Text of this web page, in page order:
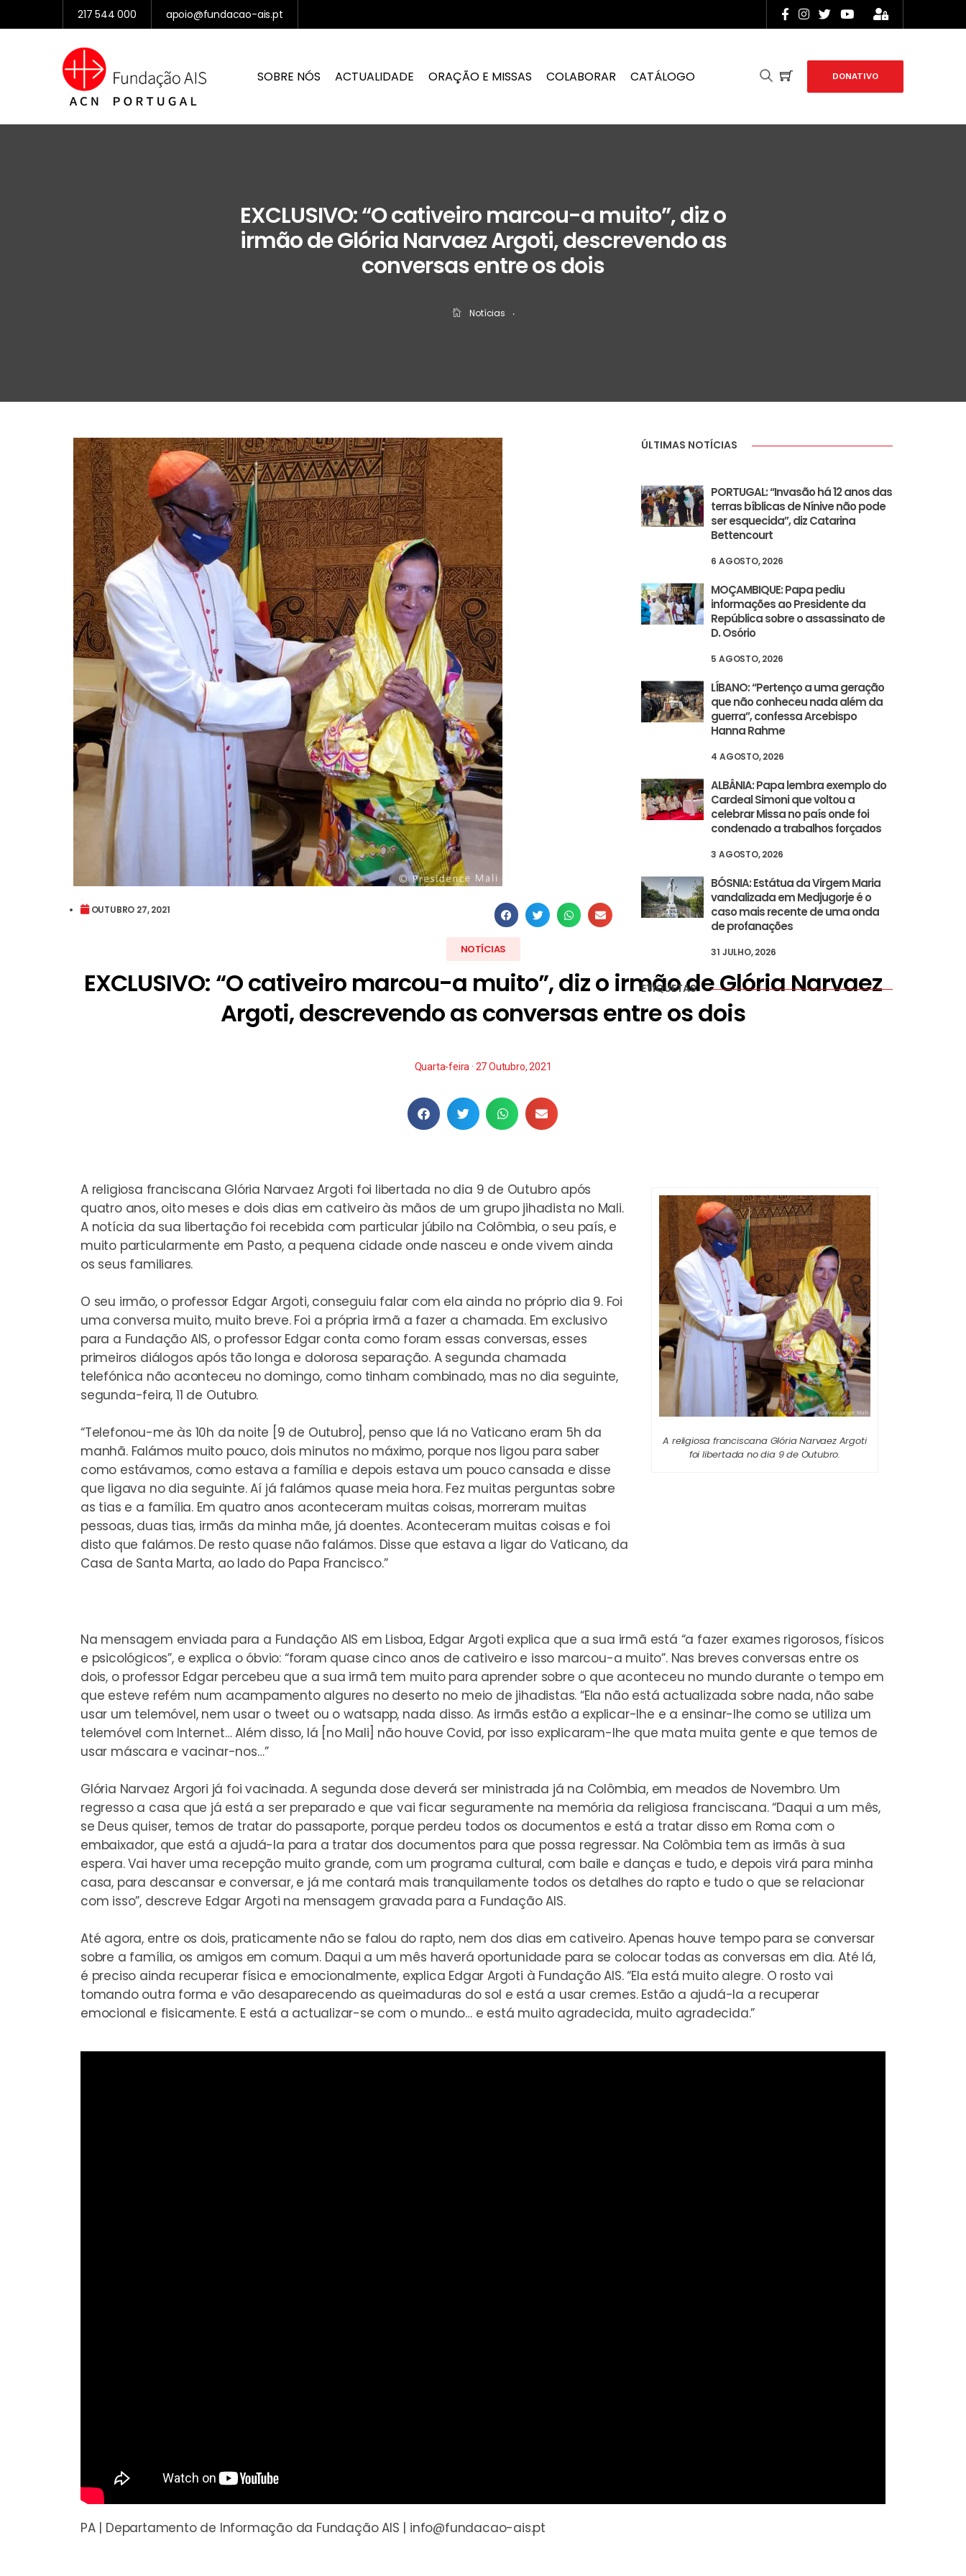
217 544 000 apoio@fundacao-ais.pt
SOBRE NÓS ACTUALIDADE ORAÇÃO E MISSAS COLABORAR CATÁLOGO DONATIVO
EXCLUSIVO: “O cativeiro marcou-a muito”, diz o
irmão de Glória Narvaez Argoti, descrevendo as
conversas entre os dois
Notícias ‧
OUTUBRO 27, 2021
NOTÍCIAS
EXCLUSIVO: “O cativeiro marcou-a muito”, diz o irmão de Glória Narvaez
Argoti, descrevendo as conversas entre os dois
Quarta-feira · 27 Outubro, 2021
A religiosa franciscana Glória Narvaez Argoti foi libertada no dia 9 de Outubro após
quatro anos, oito meses e dois dias em cativeiro às mãos de um grupo jihadista no Mali.
A notícia da sua libertação foi recebida com particular júbilo na Colômbia, o seu país, e
muito particularmente em Pasto, a pequena cidade onde nasceu e onde vivem ainda
os seus familiares.
O seu irmão, o professor Edgar Argoti, conseguiu falar com ela ainda no próprio dia 9. Foi
uma conversa muito, muito breve. Foi a própria irmã a fazer a chamada. Em exclusivo
para a Fundação AIS, o professor Edgar conta como foram essas conversas, esses
primeiros diálogos após tão longa e dolorosa separação. A segunda chamada
telefónica não aconteceu no domingo, como tinham combinado, mas no dia seguinte,
segunda-feira, 11 de Outubro.
“Telefonou-me às 10h da noite [9 de Outubro], penso que lá no Vaticano eram 5h da
manhã. Falámos muito pouco, dois minutos no máximo, porque nos ligou para saber
como estávamos, como estava a família e depois estava um pouco cansada e disse
que ligava no dia seguinte. Aí já falámos quase meia hora. Fez muitas perguntas sobre
as tias e a família. Em quatro anos aconteceram muitas coisas, morreram muitas
pessoas, duas tias, irmãs da minha mãe, já doentes. Aconteceram muitas coisas e foi
disto que falámos. De resto quase não falámos. Disse que estava a ligar do Vaticano, da
Casa de Santa Marta, ao lado do Papa Francisco.”
A religiosa franciscana Glória Narvaez Argoti
foi libertada no dia 9 de Outubro.
Na mensagem enviada para a Fundação AIS em Lisboa, Edgar Argoti explica que a sua irmã está “a fazer exames rigorosos, físicos
e psicológicos”, e explica o óbvio: “foram quase cinco anos de cativeiro e isso marcou-a muito”. Nas breves conversas entre os
dois, o professor Edgar percebeu que a sua irmã tem muito para aprender sobre o que aconteceu no mundo durante o tempo em
que esteve refém num acampamento algures no deserto no meio de jihadistas. “Ela não está actualizada sobre nada, não sabe
usar um telemóvel, nem usar o tweet ou o watsapp, nada disso. As irmãs estão a explicar-lhe e a ensinar-lhe como se utiliza um
telemóvel com Internet… Além disso, lá [no Mali] não houve Covid, por isso explicaram-lhe que mata muita gente e que temos de
usar máscara e vacinar-nos…”
Glória Narvaez Argori já foi vacinada. A segunda dose deverá ser ministrada já na Colômbia, em meados de Novembro. Um
regresso a casa que já está a ser preparado e que vai ficar seguramente na memória da religiosa franciscana. “Daqui a um mês,
se Deus quiser, temos de tratar do passaporte, porque perdeu todos os documentos e está a tratar disso em Roma com o
embaixador, que está a ajudá-la para a tratar dos documentos para que possa regressar. Na Colômbia tem as irmãs à sua
espera. Vai haver uma recepção muito grande, com um programa cultural, com baile e danças e tudo, e depois virá para minha
casa, para descansar e conversar, e já me contará mais tranquilamente todos os detalhes do rapto e tudo o que se relacionar
com isso”, descreve Edgar Argoti na mensagem gravada para a Fundação AIS.
Até agora, entre os dois, praticamente não se falou do rapto, nem dos dias em cativeiro. Apenas houve tempo para se conversar
sobre a família, os amigos em comum. Daqui a um mês haverá oportunidade para se colocar todas as conversas em dia. Até lá,
é preciso ainda recuperar física e emocionalmente, explica Edgar Argoti à Fundação AIS. “Ela está muito alegre. O rosto vai
tomando outra forma e vão desaparecendo as queimaduras do sol e está a usar cremes. Estão a ajudá-la a recuperar
emocional e fisicamente. E está a actualizar-se com o mundo… e está muito agradecida, muito agradecida.”
PA | Departamento de Informação da Fundação AIS | info@fundacao-ais.pt
ÚLTIMAS NOTÍCIAS
PORTUGAL: “Invasão há 12 anos das
terras bíblicas de Nínive não pode
ser esquecida”, diz Catarina
Bettencourt
6 AGOSTO, 2026
MOÇAMBIQUE: Papa pediu
informações ao Presidente da
República sobre o assassinato de
D. Osório
5 AGOSTO, 2026
LÍBANO: “Pertenço a uma geração
que não conheceu nada além da
guerra”, confessa Arcebispo
Hanna Rahme
4 AGOSTO, 2026
ALBÂNIA: Papa lembra exemplo do
Cardeal Simoni que voltou a
celebrar Missa no país onde foi
condenado a trabalhos forçados
3 AGOSTO, 2026
BÓSNIA: Estátua da Virgem Maria
vandalizada em Medjugorje é o
caso mais recente de uma onda
de profanações
31 JULHO, 2026
ETIQUETAS